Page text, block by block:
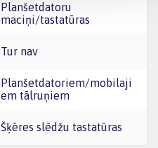
Planšetdatoru
maciņi/tastatūras
Tur nav
Planšetdatoriem/mobilaji
em tālruņiem
Šķēres slēdžu tastatūras